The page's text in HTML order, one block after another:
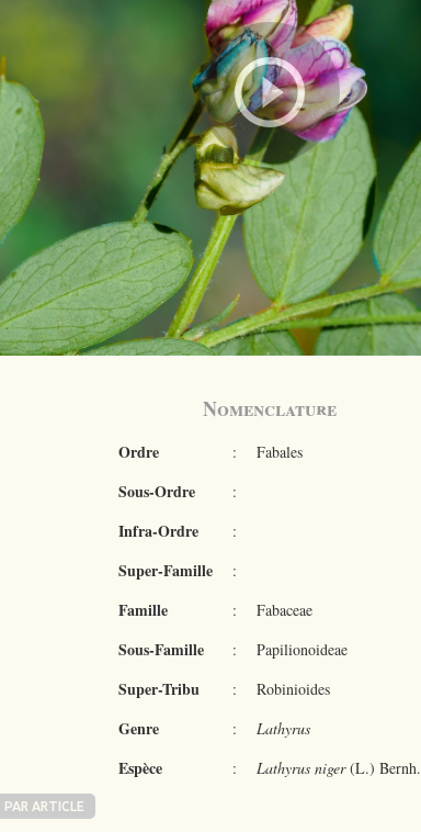
Nomenclature
Ordre : Fabales
Sous-Ordre :
Infra-Ordre :
Super-Famille :
Famille : Fabaceae
Sous-Famille : Papilionoideae
Super-Tribu : Robinioides
Genre : Lathyrus
Espèce : Lathyrus niger(L.) Bernh.
PAR ARTICLE